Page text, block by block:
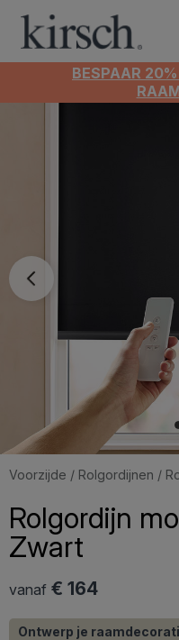
BESPAAR
Voorzijde / Rolgordijnen /
Rolgordijn
Zwart
vanaf € 164
Ontwerp je